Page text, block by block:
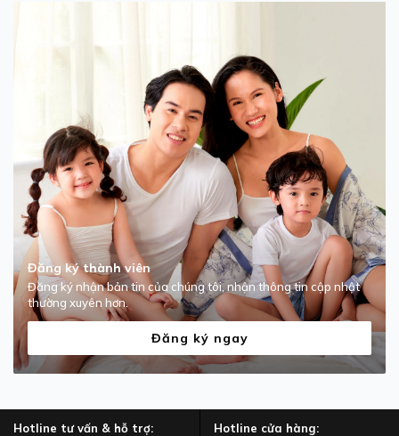
Đăng ký thành viên
Đăng ký nhận bản tin của chúng tôi, nhận thông tin cập nhật
thường xuyên hơn.
Đăng ký ngay
Hotline tư vấn & hỗ trợ:
Hotline cửa hàng: